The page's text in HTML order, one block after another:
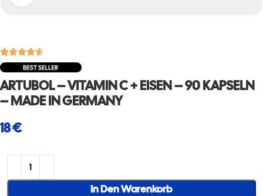

ARTUBOL – VITAMIN C + EISEN – 90 KAPSELN
– MADE IN GERMANY
€
In Den Warenkorb